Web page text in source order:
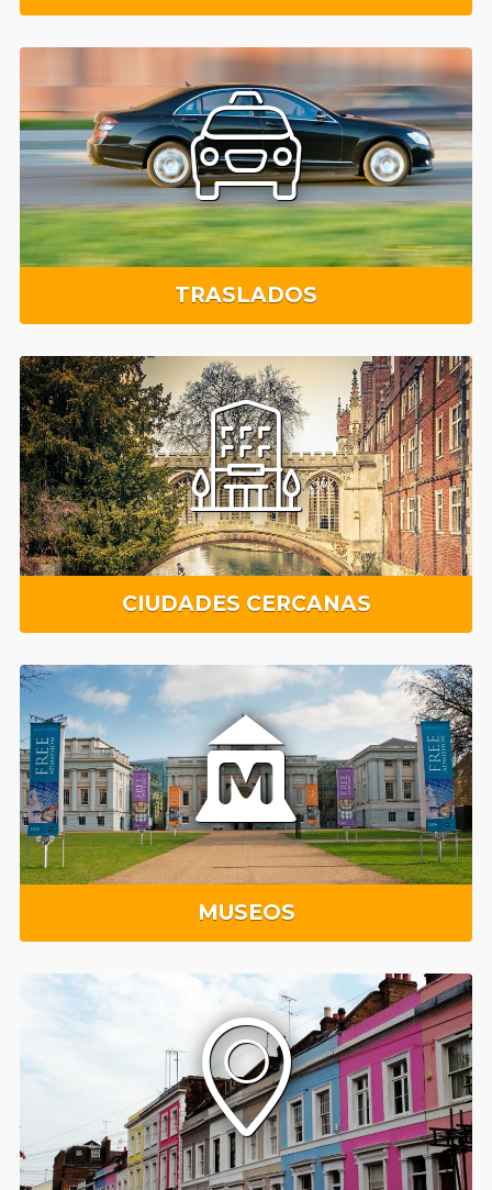
TRASLADOS
CIUDADES CERCANAS
MUSEOS